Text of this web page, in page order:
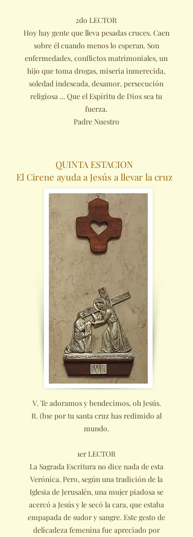
2do LECTOR
Hoy hay gente que lleva pesadas cruces. Caen
sobre él cuando menos lo esperan. Son
enfermedades, conflictos matrimoniales, un
hijo que toma drogas, miseria inmerecida,
soledad indeseada, desamor, persecución
religiosa ... Que el Espíritu de Dios sea tu
fuerza.
Padre Nuestro
QUINTA ESTACION
El Cirene ayuda a Jesús a llevar la cruz
V. Te adoramos y bendecimos, oh Jesús.
R. (b1e por tu santa cruz has redimido al
mundo.
1er LECTOR
La Sagrada Escritura no dice nada de esta
Verónica. Pero, según una tradición de la
Iglesia de Jerusalén, una mujer piadosa se
acercó a Jesús y le secó la cara, que estaba
empapada de sudor y sangre. Este gesto de
delicadeza femenina fue apreciado por